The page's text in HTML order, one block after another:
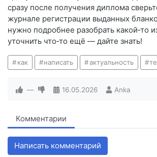
сразу после получения диплома
журнале регистрации выданных
нужно подробнее разобрать какой‑то
уточнить что‑то ещё — дайте знать!
как написать актуальность
— 16.05.2026 Anka
Комментарии
Написать комментарий